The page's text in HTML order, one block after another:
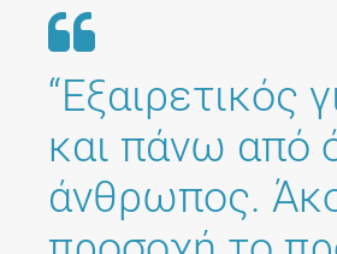
“Εξαιρετικός
και πάνω από
άνθρωπος.